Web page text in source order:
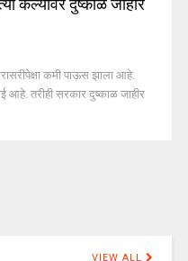
केल्यावर दुष्काळ जाहीर
कमी पाऊस झाला आहे.
आहे. तरीही सरकार दुष्काळ जाहीर
VIEW ALL